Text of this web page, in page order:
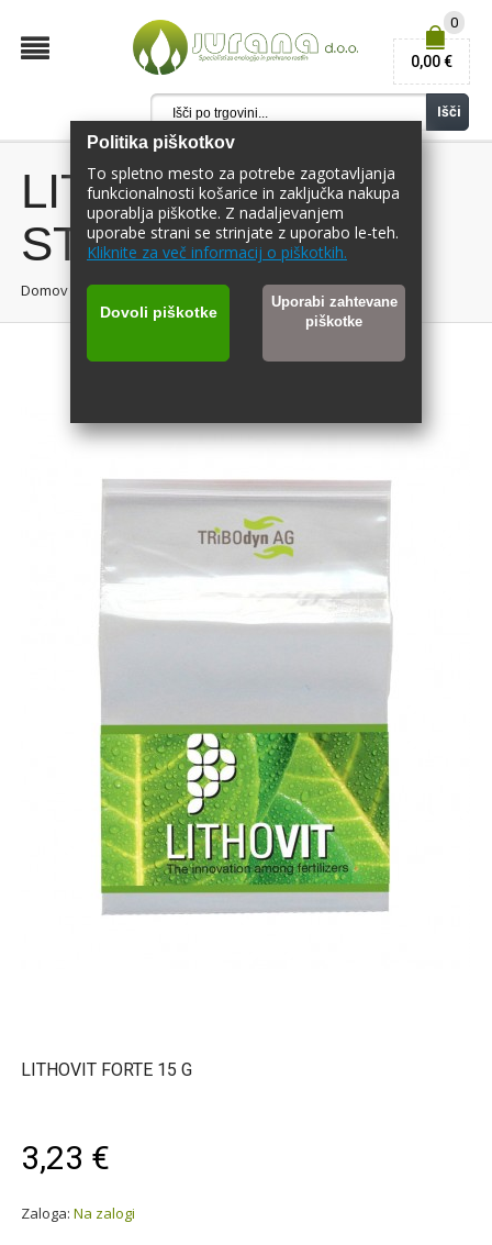
Politika piškotkov
To spletno mesto za potrebe zagotavljanja
funkcionalnosti košarice in zaključka nakupa
uporablja piškotke. Z nadaljevanjem
uporabe strani se strinjate z uporabo le-teh.
Kliknite za več informacij o piškotkih.
Dovoli piškotke
Uporabi zahtevane
piškotke
Išči
0
0,00 €
LITHOVIT
STANDARD 15G
Domov LITHOVIT FORTE 15 g
LITHOVIT FORTE 15 G
3,23 €
Zaloga:Na zalogi